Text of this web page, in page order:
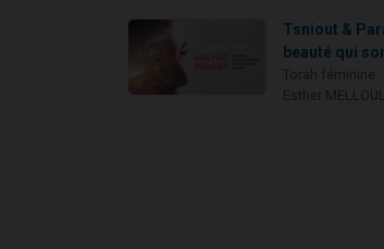
Tsniout &
beauté qui